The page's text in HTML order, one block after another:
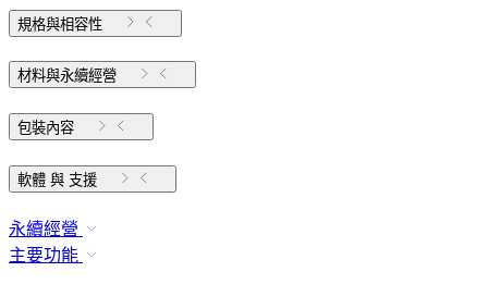
規格與相容性
材料與永續經營
包裝內容
軟體 與 支援
永續經營
主要功能